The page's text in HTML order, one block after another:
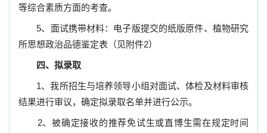
等综合素质方面的考查。
5、 面试携带材料：电子版提交的纸版原件、植物研究
所思想政治品德鉴定表（见附件2）
四、拟录取
1、我所招生与培养领导小组对面试、体检及材料审核
结果进行审议，确定拟录取名单并进行公示。
2、被确定接收的推荐免试生或直博生需在规定时间